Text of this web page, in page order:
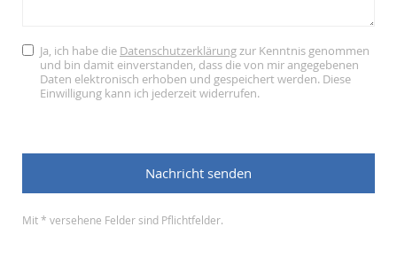
Ja, ich habe die Datenschutzerklärung zur Kenntnis genommen
und bin damit einverstanden, dass die von mir angegebenen
Daten elektronisch erhoben und gespeichert werden. Diese
Einwilligung kann ich jederzeit widerrufen.
Mit * versehene Felder sind Pflichtfelder.